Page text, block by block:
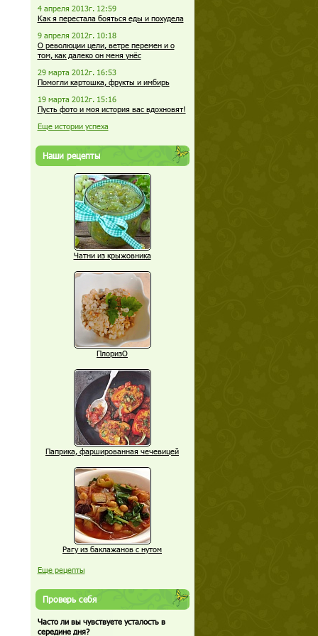
4 апреля 2013г. 12:59
Как я перестала бояться еды и похудела
9 апреля 2012г. 10:18
О революции цели, ветре перемен и о
том, как далеко он меня унёс
29 марта 2012г. 16:53
Помогли картошка, фрукты и имбирь
19 марта 2012г. 15:16
Пусть фото и моя история вас вдохновят!
Еще истории успеха
Наши рецепты
Чатни из крыжовника
ПлоризО
Паприка, фаршированная чечевицей
Рагу из баклажанов с нутом
Еще рецепты
Проверь себя
Часто ли вы чувствуете усталость в
середине дня?